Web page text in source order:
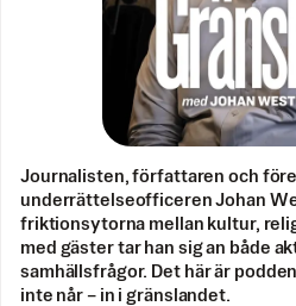
Journalisten, författaren och
underrättelseofficeren Johan
friktionsytorna mellan kultur,
med gäster tar han sig an både
samhällsfrågor. Det här är
inte når – in i gränslandet.